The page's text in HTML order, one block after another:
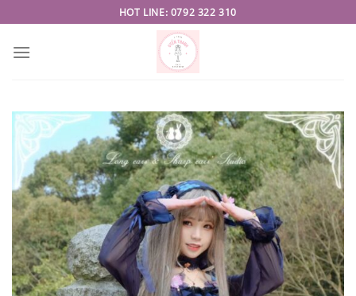
to
content
HOT LINE: 0792 322 310